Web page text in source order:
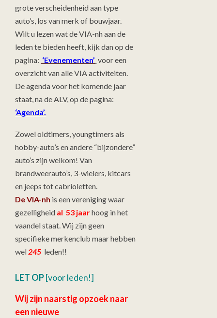
grote verscheidenheid aan type
auto’s, los van merk of bouwjaar.
Wilt u lezen wat de VIA-nh aan de
leden te bieden heeft, kijk dan op de
pagina: ‘Evenementen’ voor een
overzicht van alle VIA activiteiten.
De agenda voor het komende jaar
staat, na de ALV, op de pagina:
‘Agenda’.
Zowel oldtimers, youngtimers als
hobby-auto’s en andere “bijzondere”
auto’s zijn welkom! Van
brandweerauto’s, 3-wielers, kitcars
en jeeps tot cabrioletten.
De VIA-nh is een vereniging waar
gezelligheid al 53 jaarhoog in het
vaandel staat. Wij zijn geen
specifieke merkenclub maar hebben
wel245 leden!!
LET OP[voor leden!]
Wij zijn naarstig opzoek naar
een nieuwe